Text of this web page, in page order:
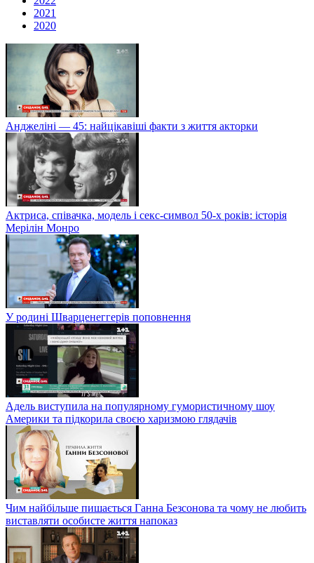
2021
2020
Анджеліні — 45: найцікавіші факти з життя акторки
Актриса, співачка, модель і секс-символ 50-х років: історія
Мерілін Монро
У родині Шварценеггерів поповнення
Адель виступила на популярному гумористичному шоу
Америки та підкорила своєю харизмою глядачів
Чим найбільше пишається Ганна Безсонова та чому не любить
виставляти особисте життя напоказ